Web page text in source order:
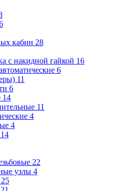
кабин 28
с накидной гайкой 16
6
11
6
14
11
4
4
14
22
узлы 4
25